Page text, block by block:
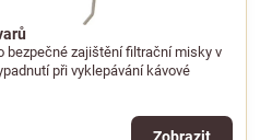
bezpečné zajištění filtrační misky v
při vyklepávání kávové
Zobrazit